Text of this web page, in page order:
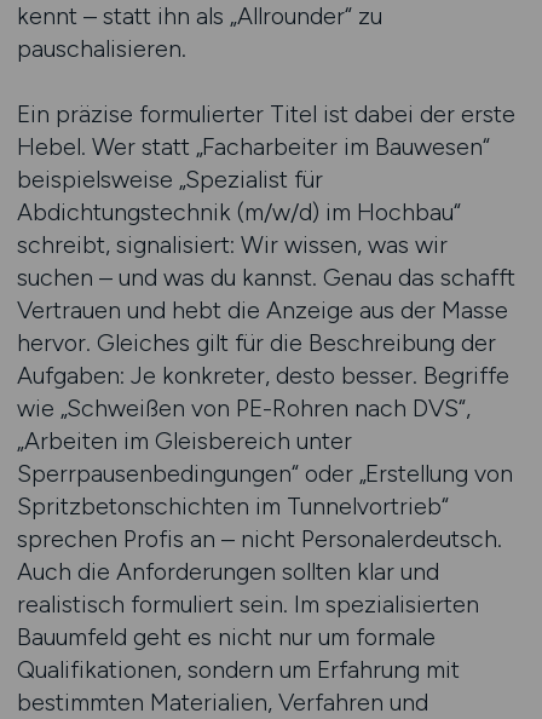
kennt – statt ihn als „Allrounder“ zu
pauschalisieren.
Ein präzise formulierter Titel ist dabei der erste
Hebel. Wer statt „Facharbeiter im Bauwesen“
beispielsweise „Spezialist für
Abdichtungstechnik (m/w/d) im Hochbau“
schreibt, signalisiert: Wir wissen, was wir
suchen – und was du kannst. Genau das schafft
Vertrauen und hebt die Anzeige aus der Masse
hervor. Gleiches gilt für die Beschreibung der
Aufgaben: Je konkreter, desto besser. Begriffe
wie „Schweißen von PE-Rohren nach DVS“,
„Arbeiten im Gleisbereich unter
Sperrpausenbedingungen“ oder „Erstellung von
Spritzbetonschichten im Tunnelvortrieb“
sprechen Profis an – nicht Personalerdeutsch.
Auch die Anforderungen sollten klar und
realistisch formuliert sein. Im spezialisierten
Bauumfeld geht es nicht nur um formale
Qualifikationen, sondern um Erfahrung mit
bestimmten Materialien, Verfahren und